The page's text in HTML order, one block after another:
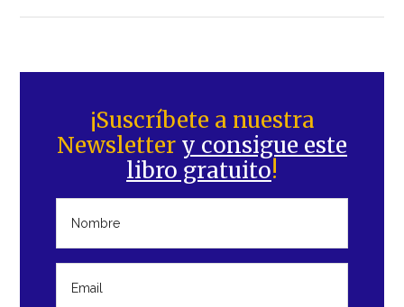
6,4
registrado
en
Vanuatu
media
lateral
principal
¡Suscríbete a nuestra
Newsletter y consigue este
libro gratuito!